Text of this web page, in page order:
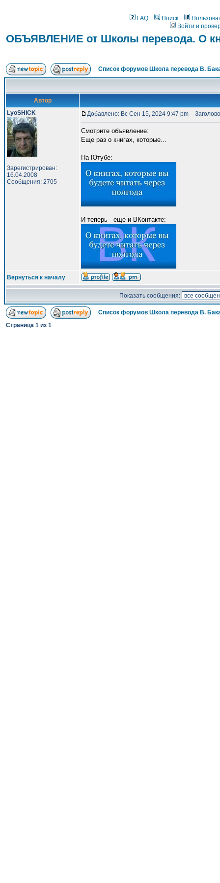
FAQ Поиск
Войти и
ОБЪЯВЛЕНИЕ от Школы перевода. О
Список форумов Школа перевода В.
Автор
LyoSHICK
Зарегистрирован:
16.04.2008
Сообщения: 2705
Добавлено: Вс Сен 15, 2024 9:47 pm
Смотрите объявление:
Еще раз о книгах, которые...
На Ютубе:
И теперь - еще и ВКонтакте:
Вернуться к началу
Показать сообщения:
Список форумов Школа перевода В.
Страница 1 из 1